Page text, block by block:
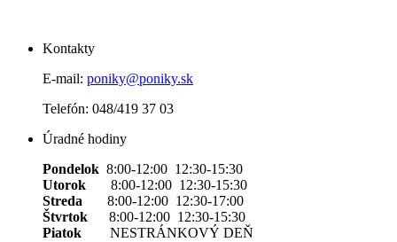
Kontakty
E-mail: poniky@poniky.sk
Telefón: 048/419 37 03
Úradné hodiny
Pondelok 8:00-12:00 12:30-15:30
Utorok 8:00-12:00 12:30-15:30
Streda 8:00-12:00 12:30-17:00
Štvrtok
8:00-12:00 12:30-15:30
Piatok NESTRÁNKOVÝ DEŇ